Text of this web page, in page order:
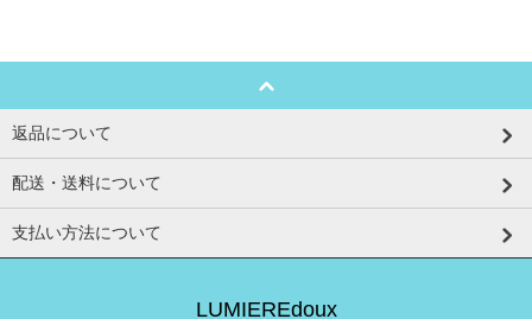
返品について
配送・送料について
支払い方法について
LUMIEREdoux